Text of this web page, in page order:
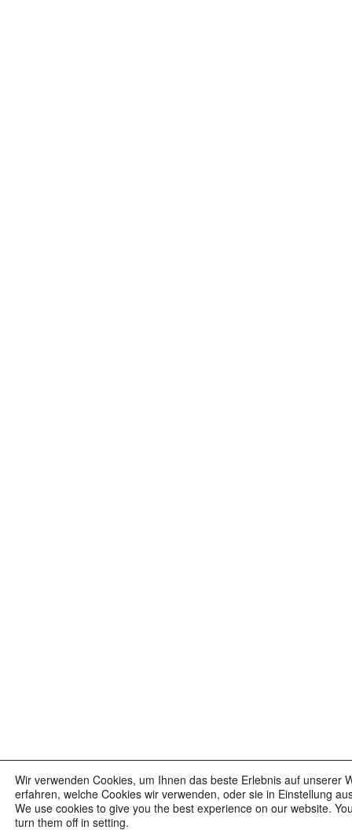
Wir verwenden Cookies, um Ihnen das beste Erlebnis auf unserer
erfahren, welche Cookies wir verwenden, oder sie in Einstellung
We use cookies to give you the best experience on our website.
turn them off in setting.